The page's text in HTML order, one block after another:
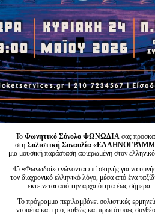
Το Φωνητικό Σύνολο ΦΩΝΩΔΙΑ σας
στη Σολιστική Συναυλία
μια μουσική παράσταση αφιερωμένη στον
45 «Φωνωδοί» ενώνονται επί σκηνής για να
τον διαχρονικό ελληνικό λόγο, μέσα από ένα
εκτείνεται από την αρχαιότητα έως σήμερα.
Το πρόγραμμα περιλαμβάνει σολιστικές
ντουέτα και τρίο, καθώς και πρωτότυπες